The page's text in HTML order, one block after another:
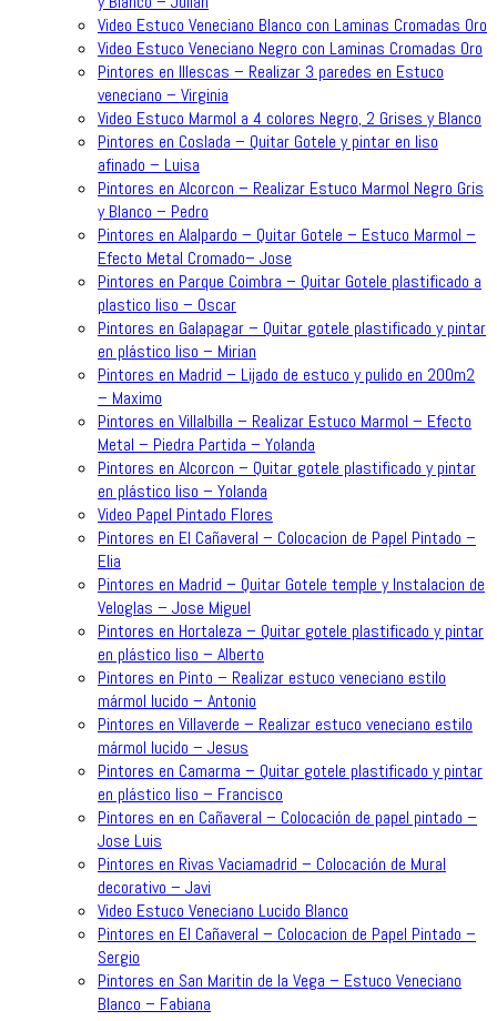
Video Estuco Veneciano Blanco con Laminas Cromadas Oro
Video Estuco Veneciano Negro con Laminas Cromadas Oro
Pintores en Illescas – Realizar 3 paredes en Estuco
veneciano – Virginia
Video Estuco Marmol a 4 colores Negro, 2 Grises y Blanco
Pintores en Coslada – Quitar Gotele y pintar en liso
afinado – Luisa
Pintores en Alcorcon – Realizar Estuco Marmol Negro Gris
y Blanco – Pedro
Pintores en Alalpardo – Quitar Gotele – Estuco Marmol –
Efecto Metal Cromado– Jose
Pintores en Parque Coimbra – Quitar Gotele plastificado a
plastico liso – Oscar
Pintores en Galapagar – Quitar gotele plastificado y pintar
en plástico liso – Mirian
Pintores en Madrid – Lijado de estuco y pulido en 200m2
– Maximo
Pintores en Villalbilla – Realizar Estuco Marmol – Efecto
Metal – Piedra Partida – Yolanda
Pintores en Alcorcon – Quitar gotele plastificado y pintar
en plástico liso – Yolanda
Video Papel Pintado Flores
Pintores en El Cañaveral – Colocacion de Papel Pintado –
Elia
Pintores en Madrid – Quitar Gotele temple y Instalacion de
Veloglas – Jose Miguel
Pintores en Hortaleza – Quitar gotele plastificado y pintar
en plástico liso – Alberto
Pintores en Pinto – Realizar estuco veneciano estilo
mármol lucido – Antonio
Pintores en Villaverde – Realizar estuco veneciano estilo
mármol lucido – Jesus
Pintores en Camarma – Quitar gotele plastificado y pintar
en plástico liso – Francisco
Pintores en en Cañaveral – Colocación de papel pintado –
Jose Luis
Pintores en Rivas Vaciamadrid – Colocación de Mural
decorativo – Javi
Video Estuco Veneciano Lucido Blanco
Pintores en El Cañaveral – Colocacion de Papel Pintado –
Sergio
Pintores en San Maritin de la Vega – Estuco Veneciano
Blanco – Fabiana